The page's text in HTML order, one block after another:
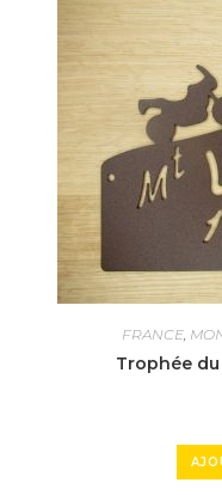
FRANCE,
Trophée